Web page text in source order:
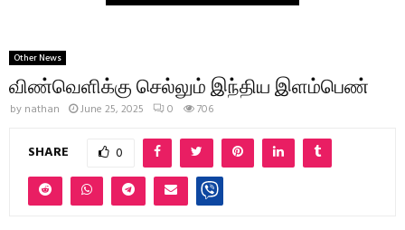
Other News
விண்வெளிக்கு செல்லும் இந்திய இளம்பெண்
by nathan June 25, 2025 0 706
SHARE 0